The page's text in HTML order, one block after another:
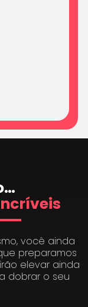
você ainda
preparamos
elevar ainda
dobrar o seu